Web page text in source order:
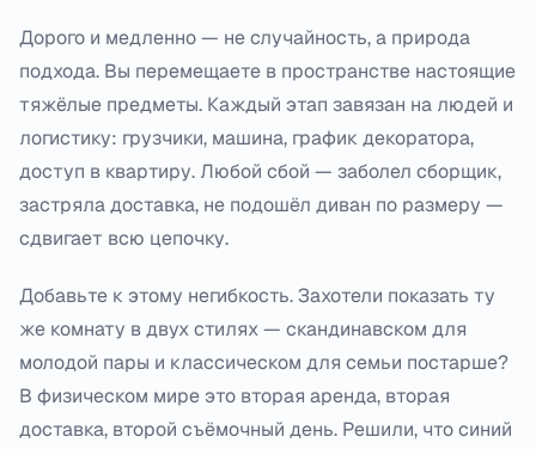
Дорого и медленно — не случайность, а природа
подхода. Вы перемещаете в пространстве настоящие
тяжёлые предметы. Каждый этап завязан на людей и
логистику: грузчики, машина, график декоратора,
доступ в квартиру. Любой сбой — заболел сборщик,
застряла доставка, не подошёл диван по размеру —
сдвигает всю цепочку.
Добавьте к этому негибкость. Захотели показать ту
же комнату в двух стилях — скандинавском для
молодой пары и классическом для семьи постарше?
В физическом мире это вторая аренда, вторая
доставка, второй съёмочный день. Решили, что синий